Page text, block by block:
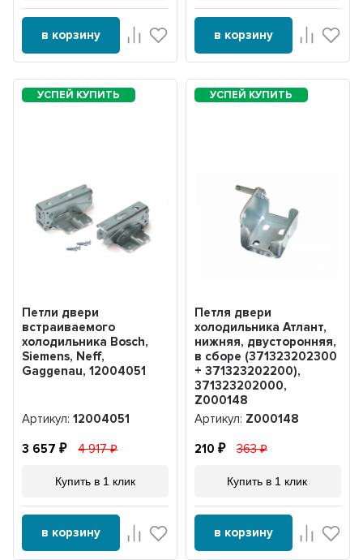
в корзину в корзину
Петли двери
встраиваемого
холодильника Bosch,
Siemens, Neff,
Gaggenau, 12004051
Артикул:12004051
3 657 4 917
Купить в 1 клик
в корзину
Петля двери
холодильника Атлант,
нижняя, двусторонняя,
в сборе (371323202300
+ 371323202200),
371323202000,
Z000148
Артикул: Z000148
210 363
Купить в 1 клик
в корзину